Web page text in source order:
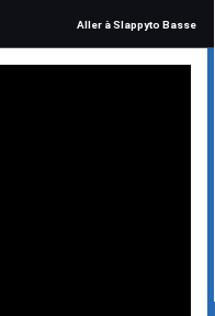
Aller à Slappyto Basse